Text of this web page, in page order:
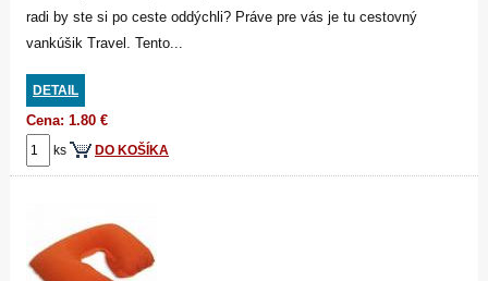
radi by ste si po ceste oddýchli? Práve pre vás je tu cestovný
vankúšik Travel. Tento...
DETAIL
Cena: 1.80 €
ks DO KOŠÍKA